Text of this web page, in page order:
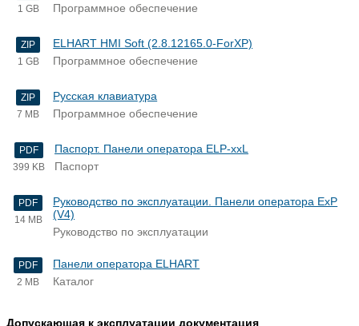
1 GB
Программное обеспечение
ZIP
1 GB
ELHART HMI Soft (2.8.12165.0-ForXP)
Программное обеспечение
ZIP
7 MB
Русская клавиатура
Программное обеспечение
PDF
399 KB
Паспорт. Панели оператора ELP-xxL
Паспорт
PDF
14 MB
Руководство по эксплуатации. Панели оператора ExP
(V4)
Руководство по эксплуатации
PDF
2 MB
Панели оператора ELHART
Каталог
Допускающая к эксплуатации документация